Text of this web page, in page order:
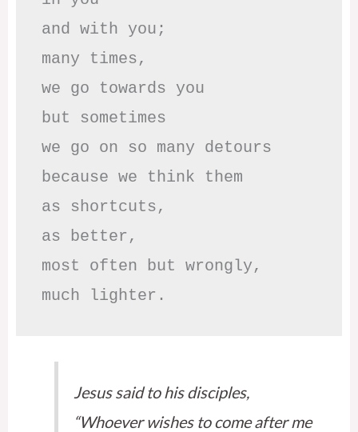
and with you;
many times,
we go towards you
but sometimes
we go on so many detours
because we think them
as shortcuts,
as better,
most often but wrongly,
much lighter.
Jesus said to his disciples,
“Whoever wishes to come after me